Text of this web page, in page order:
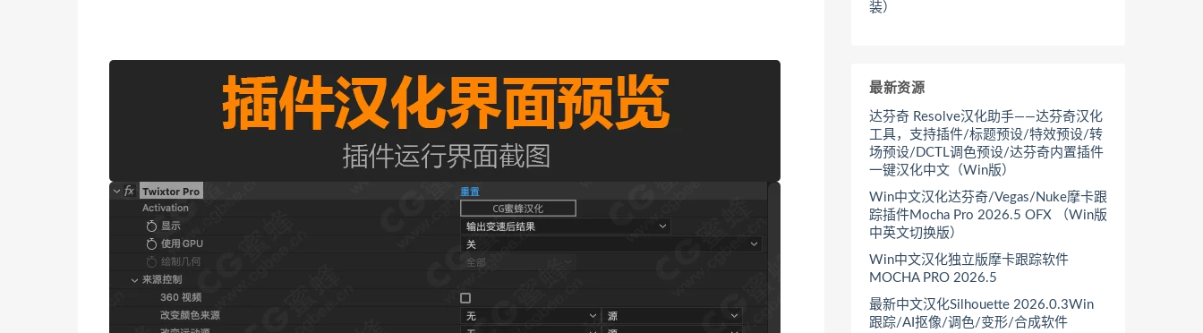
装）
最新资源
达芬奇 Resolve汉化助手——达芬奇汉化
工具，支持插件/标题预设/特效预设/转
场预设/DCTL调色预设/达芬奇内置插件
一键汉化中文（Win版）
Win中文汉化达芬奇/Vegas/Nuke摩卡跟
踪插件Mocha Pro 2026.5 OFX （Win版
中英文切换版）
Win中文汉化独立版摩卡跟踪软件
MOCHA PRO 2026.5
最新中文汉化Silhouette 2026.0.3Win
跟踪/AI抠像/调色/变形/合成软件